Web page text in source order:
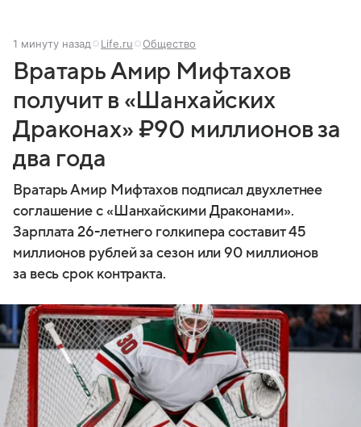
1 минуту назад Life.ru Общество
Вратарь Амир Мифтахов
получит в «Шанхайских
Драконах» ₽90 миллионов за
два года
Вратарь Амир Мифтахов подписал двухлетнее
соглашение с «Шанхайскими Драконами».
Зарплата 26-летнего голкипера составит 45
миллионов рублей за сезон или 90 миллионов
за весь срок контракта.